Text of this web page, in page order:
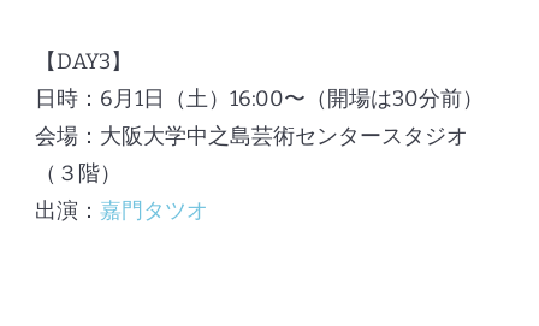
【DAY3】
日時：6月1日（土）16:00〜（開場は30分前）
会場：大阪大学中之島芸術センタースタジオ
（３階）
出演： 嘉門タツオ